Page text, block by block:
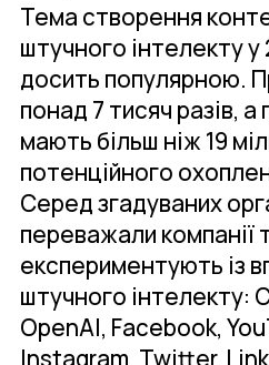
Тема створення
штучного інтелекту у
досить популярною.
понад 7 тисяч разів, а
мають більш ніж 19
потенційного
Серед згадуваних
переважали компанії
експериментують із
штучного інтелекту:
OpenAI, Facebook,
Instagram, Twitter,